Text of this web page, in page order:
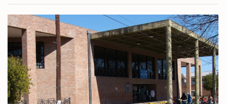
POLÍTICA
POLICIALES
DEPORTES
ESPECTÁCULOS
NACIONALES